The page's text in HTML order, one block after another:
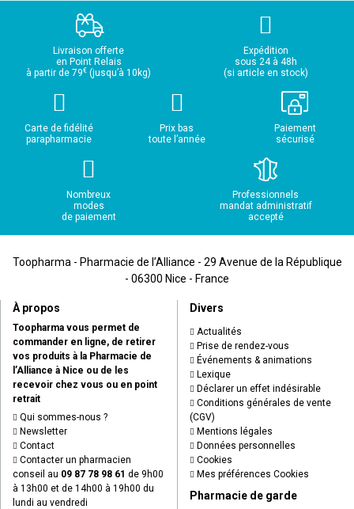
Livraison offerte
en Point Relais
à partir de 79€ (jusqu’à 10kg)
Expédition
sous 24 à 48h
(si article en stock)
Carte de fidélité
parapharmacie
Prix bas
toute l’année
Paiement
sécurisé
Nombreux
modes
de paiement
Professionnels
mandat administratif
accepté
Toopharma - Pharmacie de l’Alliance - 29 Avenue de la République
- 06300 Nice - France
À propos
Toopharma vous permet de
commander en ligne, de retirer
vos produits à la Pharmacie de
l’Alliance à Nice ou de les
recevoir chez vous ou en point
retrait
Qui sommes-nous ?
Newsletter
Contact
Contacter un pharmacien
conseil au 09 87 78 98 61 de 9h00
à 13h00 et de 14h00 à 19h00 du
lundi au vendredi
Divers
Actualités
Prise de rendez-vous
Événements & animations
Lexique
Déclarer un effet indésirable
Conditions générales de vente
(CGV)
Mentions légales
Données personnelles
Cookies
Mes préférences Cookies
Pharmacie de garde